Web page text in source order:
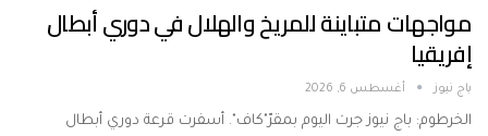
مواجهات متباينة للمريخ والهلال في دوري أبطال
إفريقيا
باج نيوز أغسطس 6, 2026
الخرطوم: باج نيوز جرت اليوم بمقرّ"كاف". أسفرت قرعة دوري أبطال